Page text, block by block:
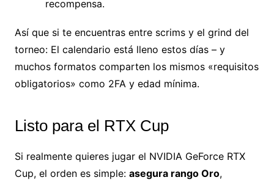
recompensa.
Así que si te encuentras entre scrims y el grind del
torneo: El calendario está lleno estos días – y
muchos formatos comparten los mismos «requisitos
obligatorios» como 2FA y edad mínima.
Listo para el RTX Cup
Si realmente quieres jugar el NVIDIA GeForce RTX
Cup, el orden es simple: asegura rango Oro,